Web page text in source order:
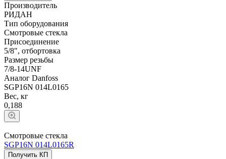
Производитель
РИДАН
Тип оборудования
Смотровые стекла
Присоединение
5/8", отбортовка
Размер резьбы
7/8-14UNF
Аналог Danfoss
SGP16N 014L0165
Вес, кг
0,188
Смотровые стекла
SGP16N 014L0165R
Получить КП